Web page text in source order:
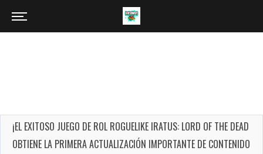
¡EL EXITOSO JUEGO DE ROL ROGUELIKE IRATUS: LORD OF THE DEAD
OBTIENE LA PRIMERA ACTUALIZACIÓN IMPORTANTE DE CONTENIDO